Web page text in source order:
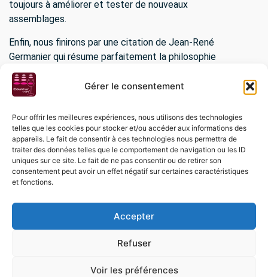
Gérer le consentement
Pour offrir les meilleures expériences, nous utilisons des technologies
telles que les cookies pour stocker et/ou accéder aux informations des
appareils. Le fait de consentir à ces technologies nous permettra de
traiter des données telles que le comportement de navigation ou les ID
uniques sur ce site. Le fait de ne pas consentir ou de retirer son
consentement peut avoir un effet négatif sur certaines caractéristiques
et fonctions.
Accepter
Refuser
Voir les préférences
toujours à améliorer et tester de nouveaux
assemblages.
Enfin, nous finirons par une citation de Jean-René
Germanier qui résume parfaitement la philosophie
du domaine :
« un vigneron doit se distinguer non par
quantité confidentielle mais par une
qualité irréprochable sur l’ensemble de
la gamme. »
Accueil
Magasin